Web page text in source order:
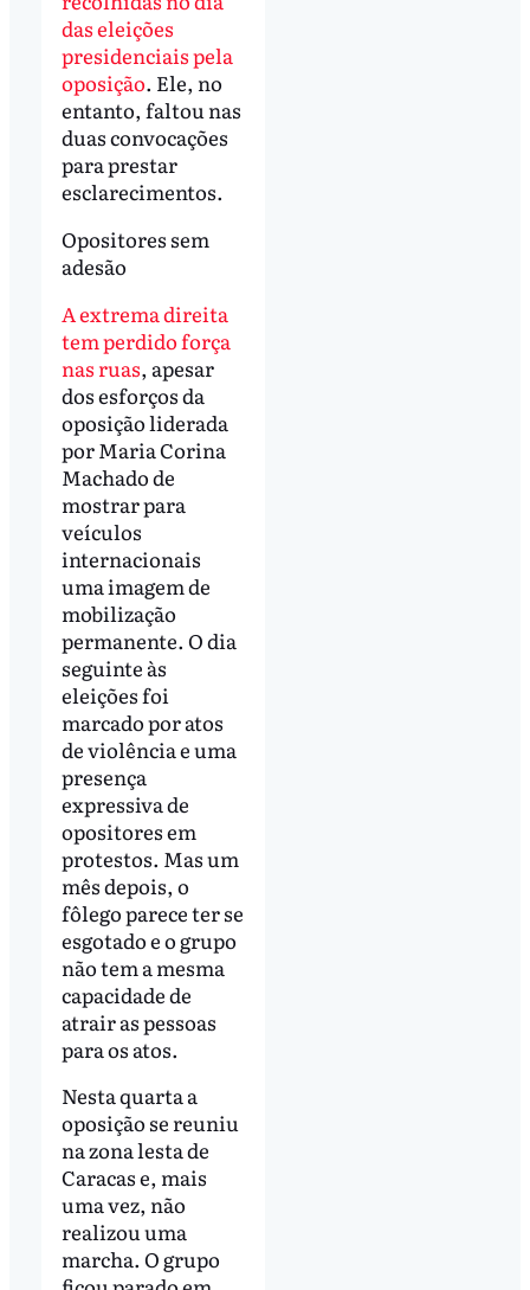
das eleições
presidenciais pela
oposição. Ele, no
entanto, faltou nas
duas convocações
para prestar
esclarecimentos.
Opositores sem
adesão
A extrema direita
tem perdido força
nas ruas, apesar
dos esforços da
oposição liderada
por Maria Corina
Machado de
mostrar para
veículos
internacionais
uma imagem de
mobilização
permanente. O dia
seguinte às
eleições foi
marcado por atos
de violência e uma
presença
expressiva de
opositores em
protestos. Mas um
mês depois, o
fôlego parece ter se
esgotado e o grupo
não tem a mesma
capacidade de
atrair as pessoas
para os atos.
Nesta quarta a
oposição se reuniu
na zona lesta de
Caracas e, mais
uma vez, não
realizou uma
marcha. O grupo